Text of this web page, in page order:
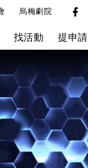
烏梅劇院
找活動 提申請